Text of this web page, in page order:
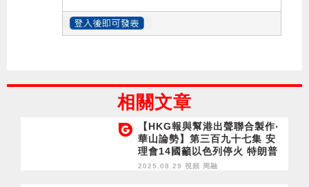
相關文章
【HKG報與幫港出聲聯合製作‧
華山論勢】第三百九十七集 安
理會14國籲以色列停火 特朗普
陷兩難 和平獎凍過水？
2025.08.29 視頻 周融